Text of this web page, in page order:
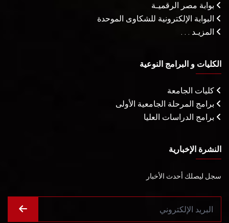
بوابة مصر الرقميـة
البوابة الإلكترونية للشكاوى الموحدة
المزيـد . . .
الكليات و البرامج النوعية
كليات الجامعة
برامج المرحلة الجامعية الأولى
برامج الدراسات العليا
النشرة الإخبارية
سجل ليصلك أحدث الأخبار